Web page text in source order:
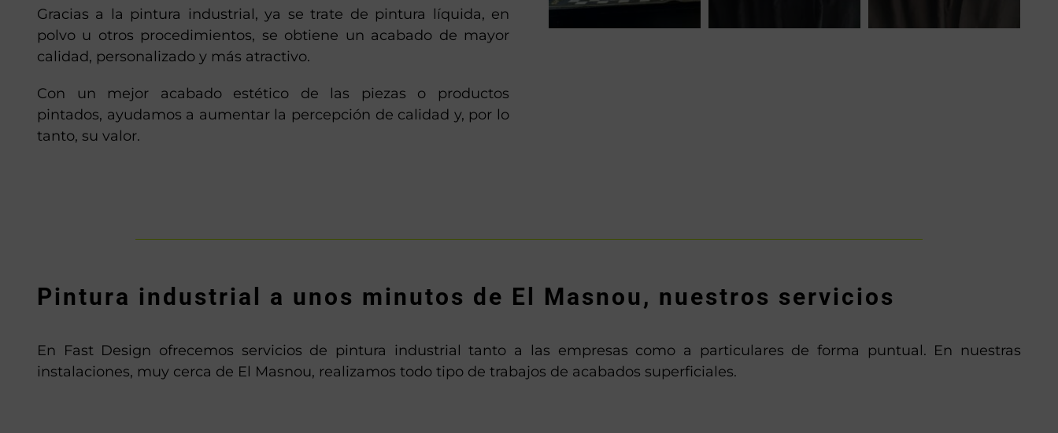
Gracias a la pintura industrial, ya se trate de pintura líquida, en
polvo u otros procedimientos, se obtiene un acabado de mayor
calidad, personalizado y más atractivo.
Con un mejor acabado estético de las piezas o productos
pintados, ayudamos a aumentar la percepción de calidad y, por lo
tanto, su valor.
Pintura industrial a unos minutos de El Masnou, nuestros servicios
En Fast Design ofrecemos servicios de pintura industrial tanto a las empresas como a particulares de forma puntual. En nuestras
instalaciones, muy cerca de El Masnou, realizamos todo tipo de trabajos de acabados superficiales.